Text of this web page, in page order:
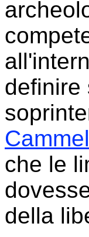
definire
che le
della